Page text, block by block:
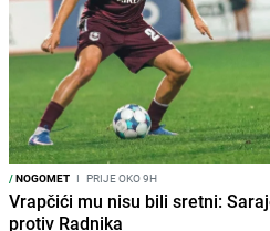
/NOGOMET I PRIJE OKO 9H
Vrapčići mu nisu bili sretni:
protiv Radnika